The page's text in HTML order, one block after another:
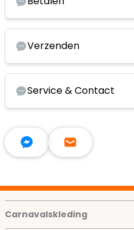
Verzenden
Service & Contact
Carnavalskleding